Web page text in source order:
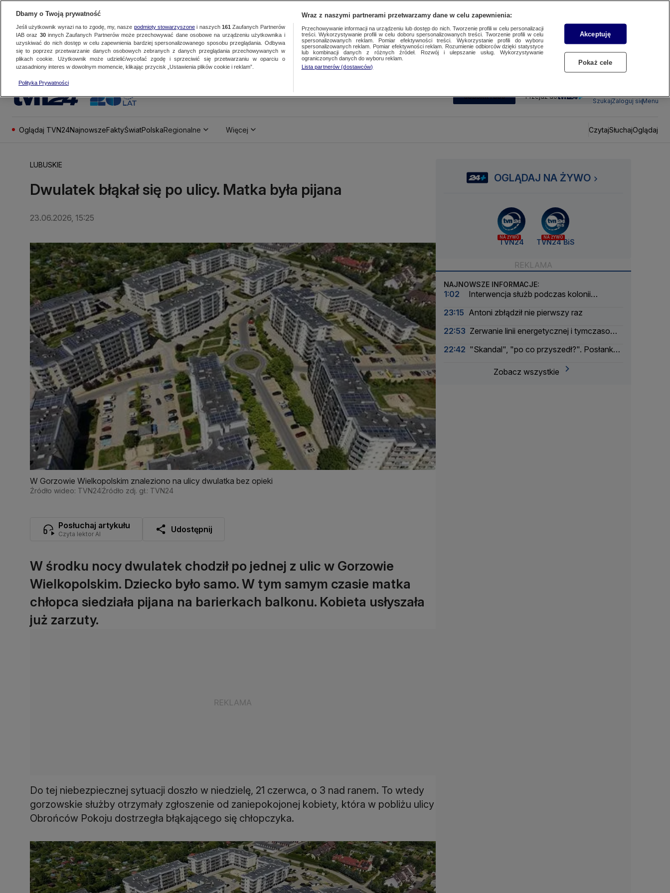
SUBSKRYBUJ Przejdź do
SzukajZaloguj sięMenu
Oglądaj TVN24NajnowszeFaktyŚwiatPolskaRegionalne Więcej CzytajSłuchajOglądaj
LUBUSKIE
Dwulatek błąkał się po ulicy. Matka była pijana
23.06.2026, 15:25
W Gorzowie Wielkopolskim znaleziono na ulicy dwulatka bez opieki
Źródło wideo: TVN24Źródło zdj. gł.: TVN24
Posłuchaj artykułu
Czyta lektor AI Udostępnij
W środku nocy dwulatek chodził po jednej z ulic w Gorzowie
Wielkopolskim. Dziecko było samo. W tym samym czasie matka
chłopca siedziała pijana na barierkach balkonu. Kobieta usłyszała
już zarzuty.
Do tej niebezpiecznej sytuacji doszło w niedzielę, 21 czerwca, o 3 nad ranem. To wtedy
gorzowskie służby otrzymały zgłoszenie od zaniepokojonej kobiety, która w pobliżu ulicy
Obrońców Pokoju dostrzegła błąkającego się chłopczyka.
OGLĄDAJ NA ŻYWO
NA ŻYWO
TVN24
NA ŻYWO
TVN24 BiS
NAJNOWSZE INFORMACJE:
1:02
Interwencja służb podczas kolonii
23:15 Antoni zbłądził nie pierwszy raz
22:53 Zerwanie linii energetycznej i tymczasowa
Wojskowa
22:42 "Skandal", "po co przyszedł?". Posłanka
Zobacz wszystkie
Dbamy o Twoją prywatność
Jeśli użytkownik wyrazi na to zgodę, my, nasze podmioty stowarzyszonei naszych 161 Zaufanych Partnerów
IAB oraz 30innych Zaufanych Partnerów może przechowywać dane osobowe na urządzeniu użytkownika i
uzyskiwać do nich dostęp w celu zapewnienia bardziej spersonalizowanego sposobu przeglądania. Odbywa
się to poprzez przetwarzanie danych osobowych zebranych z danych przeglądania przechowywanych w
plikach cookie. Użytkownik może udzielić/wycofać zgodę i sprzeciwić się przetwarzaniu w oparciu o
uzasadniony interes w dowolnym momencie, klikając przycisk „Ustawienia plików cookie i reklam”.
Polityka Prywatności
Wraz z naszymi partnerami przetwarzamy dane w celu zapewnienia:
Przechowywanie informacji na urządzeniu lub dostęp do nich. Tworzenie profili w celu personalizacji
treści. Wykorzystywanie profili w celu doboru spersonalizowanych treści. Tworzenie profili w celu
spersonalizowanych reklam. Pomiar efektywności treści. Wykorzystanie profili do wyboru
spersonalizowanych reklam. Pomiar efektywności reklam. Rozumienie odbiorców dzięki statystyce
lub kombinacji danych z różnych źródeł. Rozwój i ulepszanie usług. Wykorzystywanie
ograniczonych danych do wyboru reklam.
Lista partnerów (dostawców)
Akceptuję
Pokaż cele